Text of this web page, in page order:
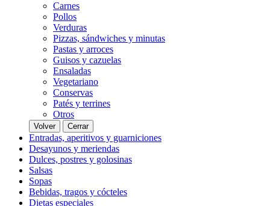
Carnes
Pollos
Verduras
Pizzas, sándwiches y minutas
Pastas y arroces
Guisos y cazuelas
Ensaladas
Vegetariano
Conservas
Patés y terrines
Otros
Volver Cerrar
Entradas, aperitivos y guarniciones
Desayunos y meriendas
Dulces, postres y golosinas
Salsas
Sopas
Bebidas, tragos y cócteles
Dietas especiales